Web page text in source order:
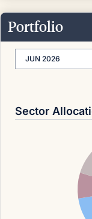
Portfolio
JUN 2026
Sector